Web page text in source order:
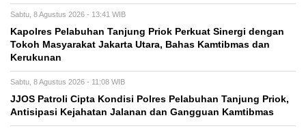
Sabtu, 8 Agustus 2026 - 13:41 WIB
Kapolres Pelabuhan Tanjung Priok Perkuat Sinergi dengan
Tokoh Masyarakat Jakarta Utara, Bahas Kamtibmas dan
Kerukunan
Sabtu, 8 Agustus 2026 - 11:08 WIB
JJOS Patroli Cipta Kondisi Polres Pelabuhan Tanjung Priok,
Antisipasi Kejahatan Jalanan dan Gangguan Kamtibmas